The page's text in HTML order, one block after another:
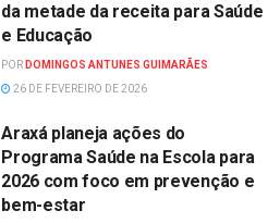
da metade da receita para Saúde
e Educação
POR DOMINGOS ANTUNES GUIMARÃES
26 DE FEVEREIRO DE 2026
Araxá planeja ações do
Programa Saúde na Escola para
2026 com foco em prevenção e
bem-estar